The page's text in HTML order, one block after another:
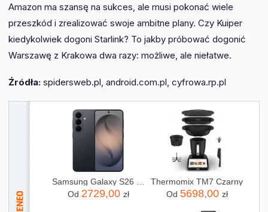
Amazon ma szansę na sukces, ale musi pokonać wiele
przeszkód i zrealizować swoje ambitne plany. Czy Kuiper
kiedykolwiek dogoni Starlink? To jakby próbować dogonić
Warszawę z Krakowa dwa razy: możliwe, ale niełatwe.
Źródła: spidersweb.pl, android.com.pl, cyfrowa.rp.pl
Samsung Galaxy S26 SM-S942 12/256GB Czarny
Od 2729,00 zł
Thermomix TM7 Czarny
Od 5698,00 zł